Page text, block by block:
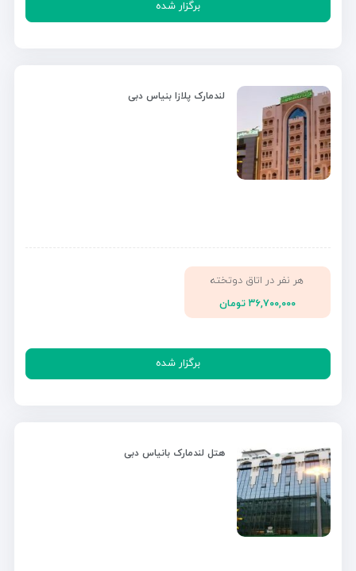
برگزار شده
لندمارک پلازا بنیاس دبی
هر نفر در اتاق دوتخته
۳۶,۷۰۰,۰۰۰ تومان
برگزار شده
هتل لندمارک بانیاس دبی